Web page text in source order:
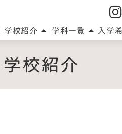
学校紹介
学校紹介 arrow_drop_up 学科一覧 arrow_drop_up 入学